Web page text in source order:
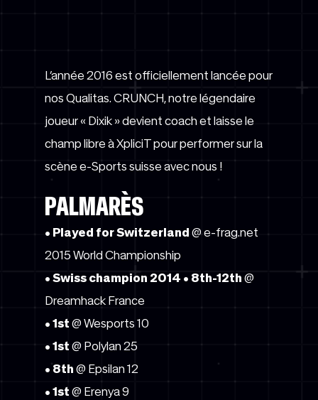
L’année 2016 est officiellement lancée pour
nos Qualitas. CRUNCH, notre légendaire
joueur « Dixik » devient coach et laisse le
champ libre à XpliciT pour performer sur la
scène e-Sports suisse avec nous !
PALMARÈS
• Played for Switzerland @ e-frag.net
2015 World Championship
• Swiss champion 2014 • 8th-12th @
Dreamhack France
• 1st @ Wesports 10
• 1st @ Polylan 25
•8th @ Epsilan 12
• 1st @ Erenya 9